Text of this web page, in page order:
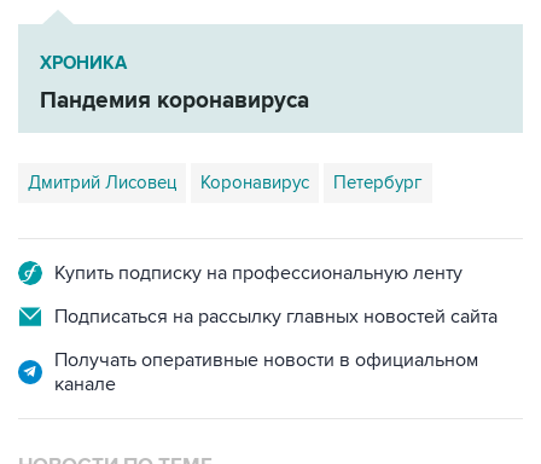
ХРОНИКА
Пандемия коронавируса
Дмитрий Лисовец Коронавирус Петербург
Купить подписку на профессиональную ленту
Подписаться на рассылку главных новостей сайта
Получать оперативные новости в официальном
канале